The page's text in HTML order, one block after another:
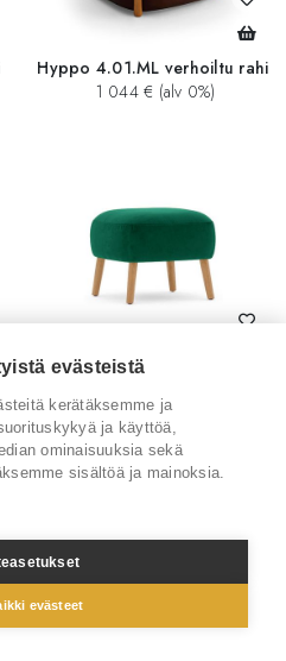
Hyppo 4.01.ML verhoiltu rahi
1 044 € (alv 0%)
408 € (alv 0%)
evästeistä
kerätäksemme ja
ja käyttöä,
ominaisuuksia sekä
sisältöä ja mainoksia.
evästeet